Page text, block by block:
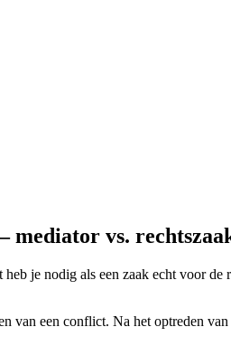
mediator vs.
je nodig als een zaak echt voor
van een conflict. Na het optreden